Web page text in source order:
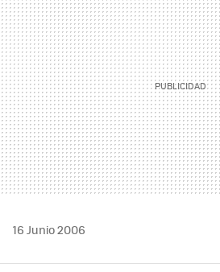
16 Junio 2006